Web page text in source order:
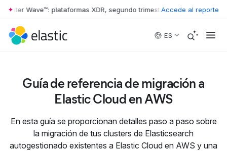
Skip to main content
Wave™: plataformas XDR, segundo trimestre de 2026 • The
Accede al reporte
ES
Guía de referencia de migración a
Elastic Cloud en AWS
En esta guía se proporcionan detalles paso a paso sobre
la migración de tus clusters de Elasticsearch
autogestionado existentes a Elastic Cloud en AWS y una